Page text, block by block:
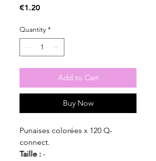
€1.20Price
Quantity *
Add to Cart
Buy Now
Punaises colorées x 120 Q-
connect.
Taille : -